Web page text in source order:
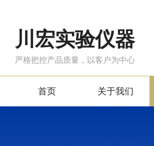
川宏实验仪器
严格把控产品质量，以客户为中心
首页 关于我们